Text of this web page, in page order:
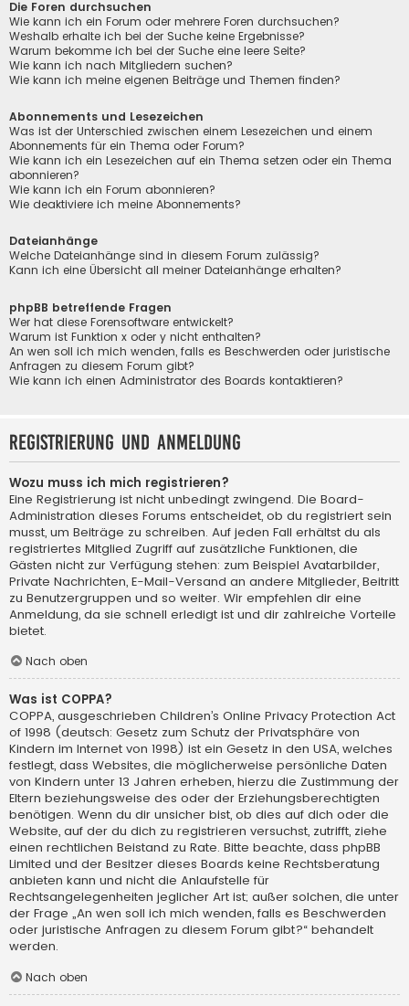
Die Foren durchsuchen
Wie kann ich ein Forum oder mehrere Foren durchsuchen?
Weshalb erhalte ich bei der Suche keine Ergebnisse?
Warum bekomme ich bei der Suche eine leere Seite?
Wie kann ich nach Mitgliedern suchen?
Wie kann ich meine eigenen Beiträge und Themen finden?
Abonnements und Lesezeichen
Was ist der Unterschied zwischen einem Lesezeichen und einem
Abonnements für ein Thema oder Forum?
Wie kann ich ein Lesezeichen auf ein Thema setzen oder ein Thema
abonnieren?
Wie kann ich ein Forum abonnieren?
Wie deaktiviere ich meine Abonnements?
Dateianhänge
Welche Dateianhänge sind in diesem Forum zulässig?
Kann ich eine Übersicht all meiner Dateianhänge erhalten?
phpBB betreffende Fragen
Wer hat diese Forensoftware entwickelt?
Warum ist Funktion x oder y nicht enthalten?
An wen soll ich mich wenden, falls es Beschwerden oder juristische
Anfragen zu diesem Forum gibt?
Wie kann ich einen Administrator des Boards kontaktieren?
Registrierung und Anmeldung
Wozu muss ich mich registrieren?
Eine Registrierung ist nicht unbedingt zwingend. Die Board-
Administration dieses Forums entscheidet, ob du registriert sein
musst, um Beiträge zu schreiben. Auf jeden Fall erhältst du als
registriertes Mitglied Zugriff auf zusätzliche Funktionen, die
Gästen nicht zur Verfügung stehen: zum Beispiel Avatarbilder,
Private Nachrichten, E-Mail-Versand an andere Mitglieder, Beitritt
zu Benutzergruppen und so weiter. Wir empfehlen dir eine
Anmeldung, da sie schnell erledigt ist und dir zahlreiche Vorteile
bietet.
Nach oben
Was ist COPPA?
COPPA, ausgeschrieben Children’s Online Privacy Protection Act
of 1998 (deutsch: Gesetz zum Schutz der Privatsphäre von
Kindern im Internet von 1998) ist ein Gesetz in den USA, welches
festlegt, dass Websites, die möglicherweise persönliche Daten
von Kindern unter 13 Jahren erheben, hierzu die Zustimmung der
Eltern beziehungsweise des oder der Erziehungsberechtigten
benötigen. Wenn du dir unsicher bist, ob dies auf dich oder die
Website, auf der du dich zu registrieren versuchst, zutrifft, ziehe
einen rechtlichen Beistand zu Rate. Bitte beachte, dass phpBB
Limited und der Besitzer dieses Boards keine Rechtsberatung
anbieten kann und nicht die Anlaufstelle für
Rechtsangelegenheiten jeglicher Art ist; außer solchen, die unter
der Frage „An wen soll ich mich wenden, falls es Beschwerden
oder juristische Anfragen zu diesem Forum gibt?“ behandelt
werden.
Nach oben